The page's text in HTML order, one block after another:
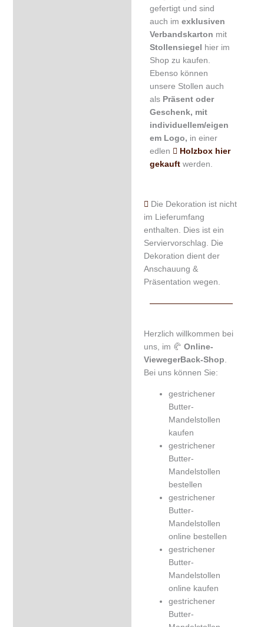
gefertigt und sind
auch im exklusiven
Verbandskarton mit
Stollensiegel hier im
Shop zu kaufen.
Ebenso können
unsere Stollen auch
als Präsent oder
Geschenk, mit
individuellem/eigen
em Logo, in einer
edlen
Holzbox hier
gekauftwerden.
Die Dekoration ist nicht
im Lieferumfang
enthalten. Dies ist ein
Serviervorschlag. Die
Dekoration dient der
Anschauung &
Präsentation wegen.
Herzlich willkommen bei
uns, im 🥐 Online-
ViewegerBack-Shop
Bei uns können Sie:
gestrichener
Butter-
Mandelstollen
kaufen
gestrichener
Butter-
Mandelstollen
bestellen
gestrichener
Butter-
Mandelstollen
online bestellen
gestrichener
Butter-
Mandelstollen
online kaufen
gestrichener
Butter-